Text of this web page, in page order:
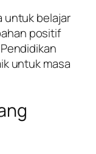
untuk belajar
positif
untuk masa